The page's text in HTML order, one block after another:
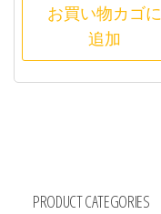
お買い物カゴに
追加
PRODUCT CATEGORIES